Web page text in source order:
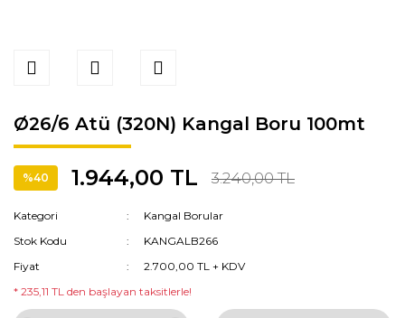
Ø26/6 Atü (320N) Kangal Boru 100mt
%40 1.944,00 TL 3.240,00 TL
Kategori
Kangal Borular
Stok Kodu
KANGALB266
Fiyat
2.700,00 TL + KDV
* 235,11 TL den başlayan taksitlerle!